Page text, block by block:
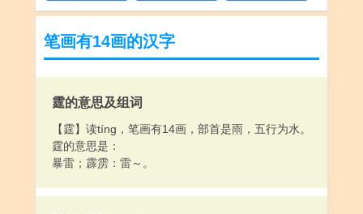
笔画有14画的汉字
霆的意思及组词
【霆】读tíng，笔画有14画，部首是雨，五行为水。
霆的意思是：
暴雷；霹雳：雷～。